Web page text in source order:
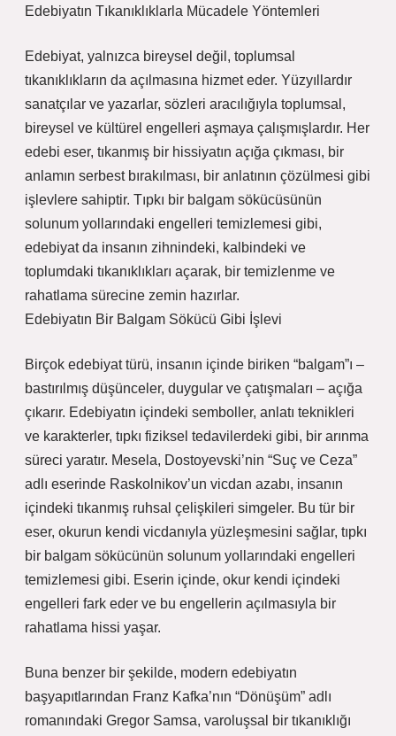
Edebiyatın Tıkanıklıklarla Mücadele Yöntemleri
Edebiyat, yalnızca bireysel değil, toplumsal
tıkanıklıkların da açılmasına hizmet eder. Yüzyıllardır
sanatçılar ve yazarlar, sözleri aracılığıyla toplumsal,
bireysel ve kültürel engelleri aşmaya çalışmışlardır. Her
edebi eser, tıkanmış bir hissiyatın açığa çıkması, bir
anlamın serbest bırakılması, bir anlatının çözülmesi gibi
işlevlere sahiptir. Tıpkı bir balgam sökücüsünün
solunum yollarındaki engelleri temizlemesi gibi,
edebiyat da insanın zihnindeki, kalbindeki ve
toplumdaki tıkanıklıkları açarak, bir temizlenme ve
rahatlama sürecine zemin hazırlar.
Edebiyatın Bir Balgam Sökücü Gibi İşlevi
Birçok edebiyat türü, insanın içinde biriken “balgam”ı –
bastırılmış düşünceler, duygular ve çatışmaları – açığa
çıkarır. Edebiyatın içindeki semboller, anlatı teknikleri
ve karakterler, tıpkı fiziksel tedavilerdeki gibi, bir arınma
süreci yaratır. Mesela, Dostoyevski’nin “Suç ve Ceza”
adlı eserinde Raskolnikov’un vicdan azabı, insanın
içindeki tıkanmış ruhsal çelişkileri simgeler. Bu tür bir
eser, okurun kendi vicdanıyla yüzleşmesini sağlar, tıpkı
bir balgam sökücünün solunum yollarındaki engelleri
temizlemesi gibi. Eserin içinde, okur kendi içindeki
engelleri fark eder ve bu engellerin açılmasıyla bir
rahatlama hissi yaşar.
Buna benzer bir şekilde, modern edebiyatın
başyapıtlarından Franz Kafka’nın “Dönüşüm” adlı
romanındaki Gregor Samsa, varoluşsal bir tıkanıklığı